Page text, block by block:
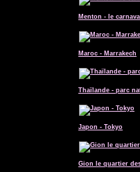
Menton - le
Maroc - Marrakech
Thaïlande - parc
Japon - Tokyo
Gion le quartier